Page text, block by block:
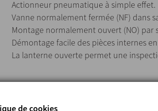
Actionneur pneumatique à simple effet.
Vanne normalement fermée (NF) dans
Montage normalement ouvert (NO)
Démontage facile des pièces internes
La lanterne ouverte permet une
de cookies